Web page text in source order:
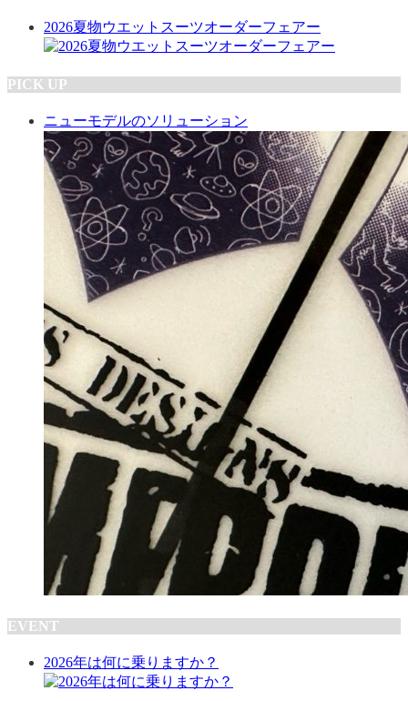
2026夏物ウエットスーツオーダーフェアー
PICK UP
ニューモデルのソリューション
EVENT
2026年は何に乗りますか？